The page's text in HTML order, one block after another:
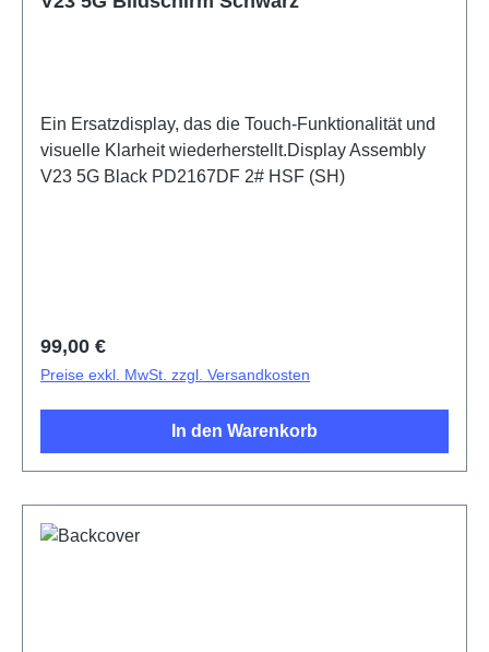
Ein Ersatzdisplay, das die Touch-Funktionalität und
visuelle Klarheit wiederherstellt.Display Assembly
V23 5G Black PD2167DF 2# HSF (SH)
Regulärer Preis:
99,00 €
Preise exkl. MwSt. zzgl. Versandkosten
In den Warenkorb